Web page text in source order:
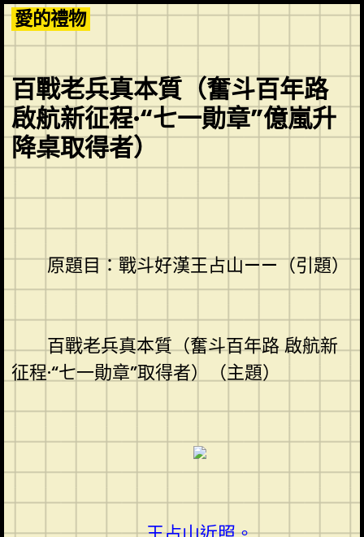
Skip
to
content
愛的禮物
百戰老兵真本質（奮斗百年路
啟航新征程·“七一勛章”億嵐升
降桌取得者）
原題目：戰斗好漢王占山——（引題）
百戰老兵真本質（奮斗百年路 啟航新
征程·“七一勛章”取得者）（主題）